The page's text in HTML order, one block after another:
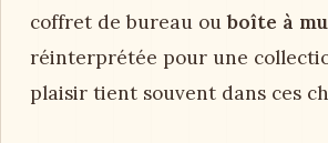
coffret de bureau ouboîte à
réinterprétée pour une
plaisir tient souvent dans ces